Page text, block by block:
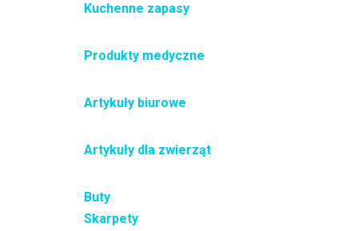
Kuchenne zapasy
Produkty medyczne
Artykuły biurowe
Artykuły dla zwierząt
Buty
Skarpety